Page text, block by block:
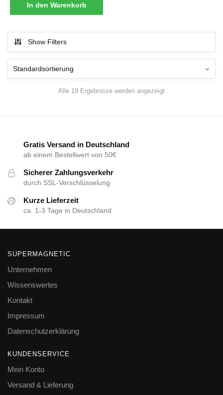
In den Warenkorb
Show Filters
Alle 19 Ergebnisse werden angezeigt
Gratis Versand in Deutschland
ab einem Bestellwert von 50€
Sicherer Zahlungsverkehr
durch SSL-Verschlüsselung
Kurze Lieferzeit
ca. 1-3 Tage in Deutschland
SUPERMAGNETIC
Unternehmen
Wissenswertes
Kontakt
Impressum
Datenschutzerklärung
KUNDENSERVICE
Mein Konto
Versand & Lieferung